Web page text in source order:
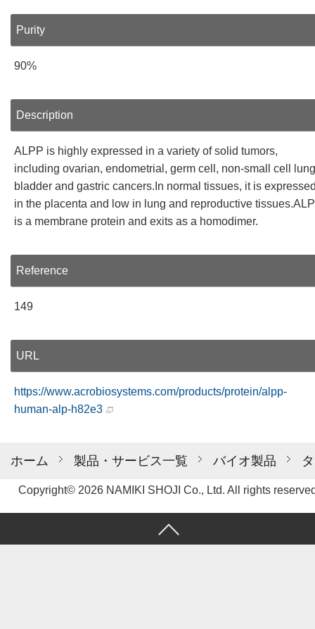
ホーム 製品・サービス一覧 バイオ製品
Purity
90%
Description
ALPP is highly expressed in a variety of solid tumors,
including ovarian, endometrial, germ cell, non-small cell
bladder and gastric cancers.In normal tissues, it is
in the placenta and low in lung and reproductive
is a membrane protein and exits as a homodimer.
Reference
149
URL
https://www.acrobiosystems.com/products/protein/alpp-
human-alp-h82e3
Copyright© 2026 NAMIKI SHOJI Co., Ltd. All rights